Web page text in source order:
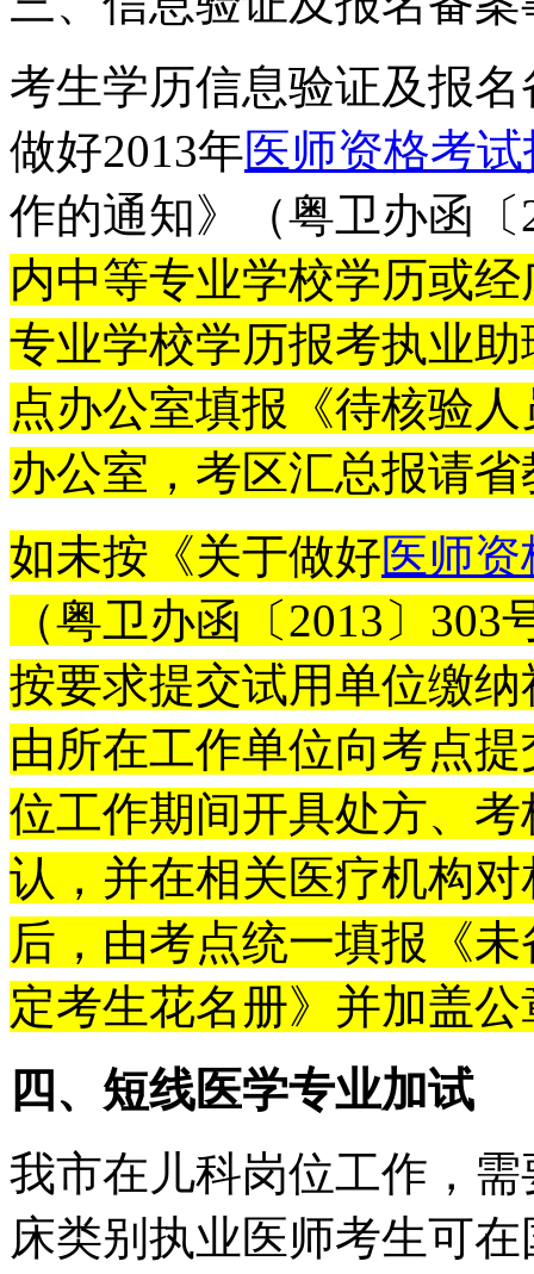
考生学历信息验证及报
做好2013年医师资格考
作的通知》（粤卫办函
内中等专业学校学历或
专业学校学历报考执业
点办公室填报《待核验
办公室，考区汇总报请
如未按《关于做好医师
（粤卫办函〔2013〕
按要求提交试用单位缴
由所在工作单位向考点
位工作期间开具处方、
认，并在相关医疗机构
后，由考点统一填报《
定考生花名册》并加盖
四、短线医学专业加试
我市在儿科岗位工作，
床类别执业医师考生可